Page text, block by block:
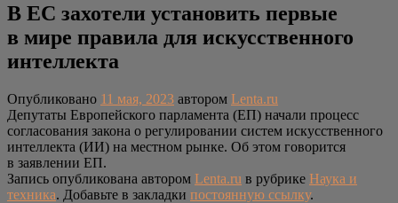
В ЕС захотели установить первые
в мире правила для искусственного
интеллекта
Опубликовано 11 мая, 2023 автором Lenta.ru
Депутаты Европейского парламента (ЕП) начали процесс
согласования закона о регулировании систем искусственного
интеллекта (ИИ) на местном рынке. Об этом говорится
в заявлении ЕП.
Запись опубликована автором Lenta.ru в рубрике Наука и
техника. Добавьте в закладки постоянную ссылку.